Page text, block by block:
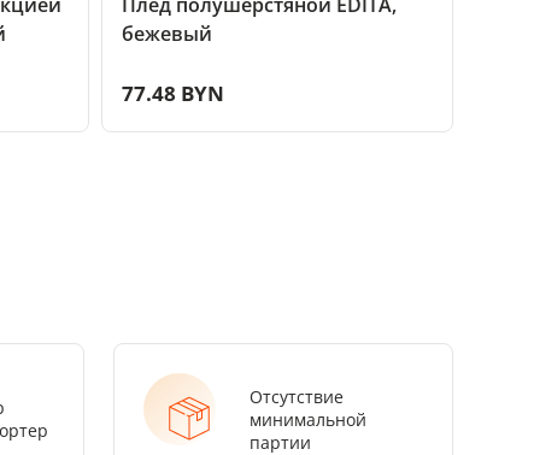
бежевый
77.48 BYN
Отсутствие
минимальной
партии